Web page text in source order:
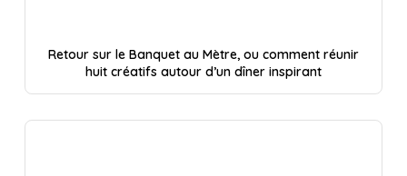
Retour sur le Banquet au Mètre, ou comment réunir
huit créatifs autour d’un dîner inspirant